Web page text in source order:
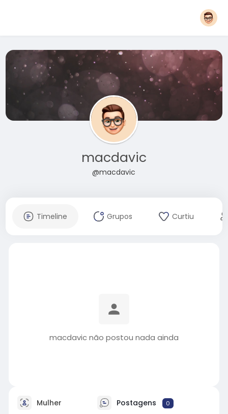
macdavic
@macdavic
Timeline Grupos Curtiu
macdavic não postou nada ainda
Mulher Postagens 0